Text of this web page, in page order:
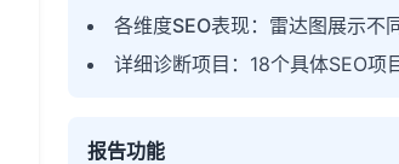
各维度SEO表现：雷达图展示不
详细诊断项目 ：18个具体SEO项
报告功能